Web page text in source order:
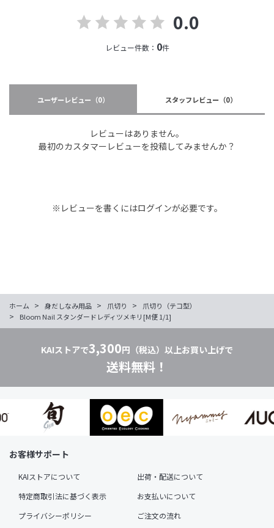
0.0
レビュー件数： 0件
ユーザーレビュー （0） スタッフレビュー （0）
レビューはありません。
最初のカスタマーレビューを投稿してみませんか？
※レビューを書くにはログインが必要です。
ホーム > 身だしなみ用品 > 爪切り > 爪切り（テコ型）
> Bloom Nail スタンダードレディツメキリ[M便 1/1]
KAIストアで3,300円（税込）以上お買い上げで
送料無料！
お客様サポート
KAIストアについて
出荷・配送について
特定商取引法に基づく表示
お支払いについて
プライバシーポリシー
ご注文の流れ